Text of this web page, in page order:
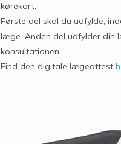
kørekort.
Første del skal du udfylde,
læge. Anden del udfylder din
konsultationen.
Find den digitale lægeattest